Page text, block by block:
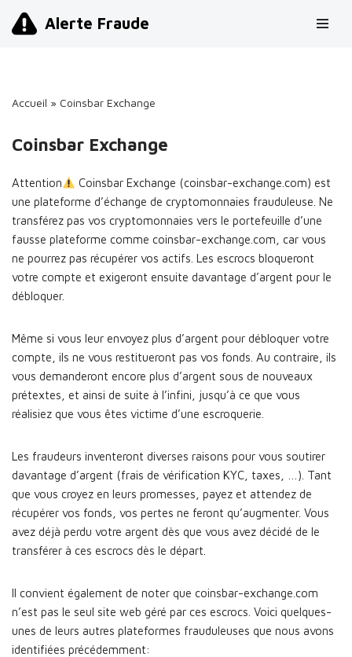
Alerte Fraude
Accueil » Coinsbar Exchange
Coinsbar Exchange
Attention
Coinsbar Exchange (coinsbar-exchange.com) est
une plateforme d’échange de cryptomonnaies frauduleuse. Ne
transférez pas vos cryptomonnaies vers le portefeuille d’une
fausse plateforme comme coinsbar-exchange.com, car vous
ne pourrez pas récupérer vos actifs. Les escrocs bloqueront
votre compte et exigeront ensuite davantage d’argent pour le
débloquer.
Même si vous leur envoyez plus d’argent pour débloquer votre
compte, ils ne vous restitueront pas vos fonds. Au contraire, ils
vous demanderont encore plus d’argent sous de nouveaux
prétextes, et ainsi de suite à l’infini, jusqu’à ce que vous
réalisiez que vous êtes victime d’une escroquerie.
Les fraudeurs inventeront diverses raisons pour vous soutirer
davantage d’argent (frais de vérification KYC, taxes, …). Tant
que vous croyez en leurs promesses, payez et attendez de
récupérer vos fonds, vos pertes ne feront qu’augmenter. Vous
avez déjà perdu votre argent dès que vous avez décidé de le
transférer à ces escrocs dès le départ.
Il convient également de noter que coinsbar-exchange.com
n’est pas le seul site web géré par ces escrocs. Voici quelques-
unes de leurs autres plateformes frauduleuses que nous avons
identifiées précédemment: